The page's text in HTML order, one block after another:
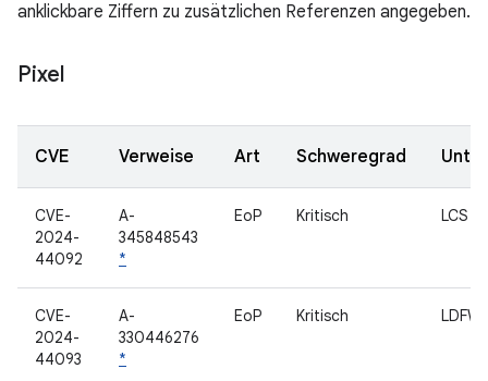
anklickbare Ziffern zu zusätzlichen Referenzen angegeben.
Pixel
CVE Verweise Art Schweregrad
CVE-
2024-
44092
A-
345848543
*
EoP Kritisch LCS
CVE-
2024-
44093
A-
330446276
*
EoP Kritisch LDFW